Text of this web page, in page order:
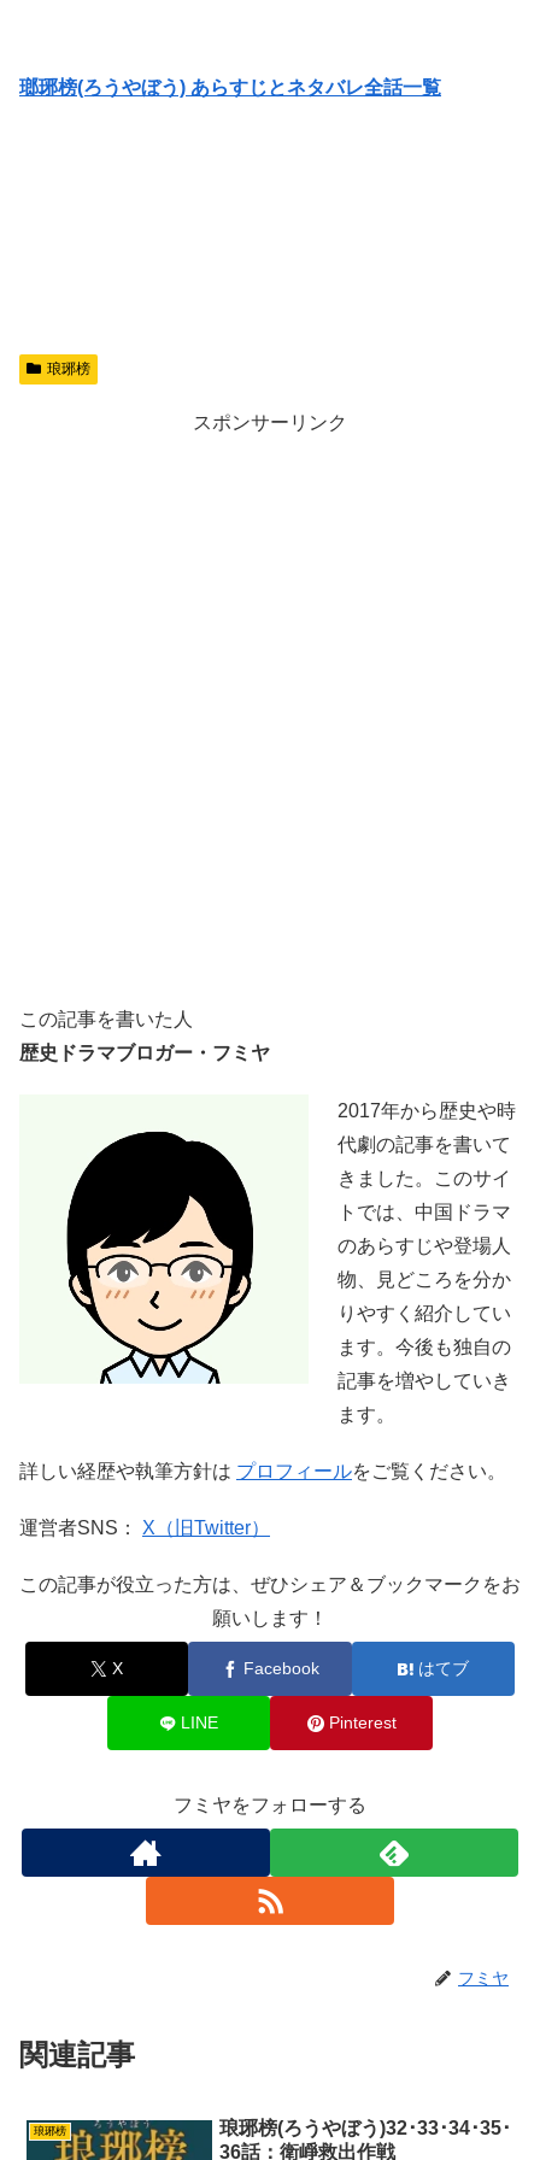
瑯琊榜(ろうやぼう) あらすじとネタバレ全話一覧
琅琊榜
スポンサーリンク
この記事を書いた人
歴史ドラマブロガー・フミヤ
2017年から歴史や時
代劇の記事を書いて
きました。このサイ
トでは、中国ドラマ
のあらすじや登場人
物、見どころを分か
りやすく紹介してい
ます。今後も独自の
記事を増やしていき
ます。
詳しい経歴や執筆方針は プロフィールをご覧ください。
運営者SNS： X（旧Twitter）
この記事が役立った方は、ぜひシェア＆ブックマークをお
願いします！
X Facebook はてブ
LINE Pinterest
フミヤをフォローする
フミヤ
関連記事
琅琊榜
琅琊榜(ろうやぼう)32･33･34･35･
36話：衛崢救出作戦